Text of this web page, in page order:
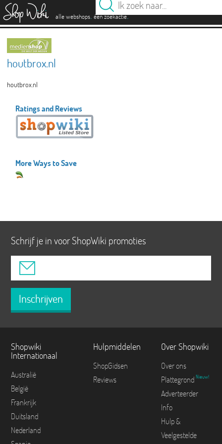
alle webshops. één zoekactie.
houtbrox.nl
houtbrox.nl
Ratings and Reviews
More Ways to Save
Schrijf je in voor ShopWiki promoties
Inschrijven
Shopwiki
Internationaal
Australië
België
Frankrijk
Duitsland
Nederland
Hulpmiddelen
ShopGidsen
Reviews
Over Shopwiki
Over ons
Plattegrond Nieuw!
Adverteerder
Info
Hulp &
Veelgestelde